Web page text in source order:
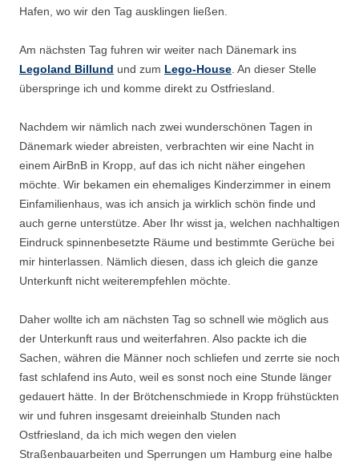
Hafen, wo wir den Tag ausklingen ließen.
Am nächsten Tag fuhren wir weiter nach Dänemark ins
Legoland Billund und zum Lego-House. An dieser Stelle
überspringe ich und komme direkt zu Ostfriesland.
Nachdem wir nämlich nach zwei wunderschönen Tagen in
Dänemark wieder abreisten, verbrachten wir eine Nacht in
einem AirBnB in Kropp, auf das ich nicht näher eingehen
möchte. Wir bekamen ein ehemaliges Kinderzimmer in einem
Einfamilienhaus, was ich ansich ja wirklich schön finde und
auch gerne unterstütze. Aber Ihr wisst ja, welchen nachhaltigen
Eindruck spinnenbesetzte Räume und bestimmte Gerüche bei
mir hinterlassen. Nämlich diesen, dass ich gleich die ganze
Unterkunft nicht weiterempfehlen möchte.
Daher wollte ich am nächsten Tag so schnell wie möglich aus
der Unterkunft raus und weiterfahren. Also packte ich die
Sachen, währen die Männer noch schliefen und zerrte sie noch
fast schlafend ins Auto, weil es sonst noch eine Stunde länger
gedauert hätte. In der Brötchenschmiede in Kropp frühstückten
wir und fuhren insgesamt dreieinhalb Stunden nach
Ostfriesland, da ich mich wegen den vielen
Straßenbauarbeiten und Sperrungen um Hamburg eine halbe